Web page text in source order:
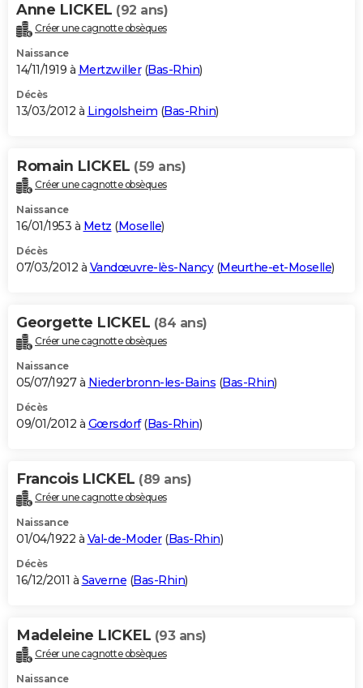
Anne LICKEL (92 ans)
Créer une cagnotte obsèques
Naissance
14/11/1919 à Mertzwiller(Bas-Rhin)
Décès
13/03/2012 à Lingolsheim (Bas-Rhin)
Romain LICKEL (59 ans)
Créer une cagnotte obsèques
Naissance
16/01/1953 à Metz (Moselle)
Décès
07/03/2012 à Vandœuvre-lès-Nancy(Meurthe-et-Moselle)
Georgette LICKEL (84 ans)
Créer une cagnotte obsèques
Naissance
05/07/1927 à Niederbronn-les-Bains (Bas-Rhin)
Décès
09/01/2012 à Gœrsdorf(Bas-Rhin)
Francois LICKEL (89 ans)
Créer une cagnotte obsèques
Naissance
01/04/1922 à Val-de-Moder(Bas-Rhin)
Décès
16/12/2011 à Saverne (Bas-Rhin)
Madeleine LICKEL (93 ans)
Créer une cagnotte obsèques
Naissance